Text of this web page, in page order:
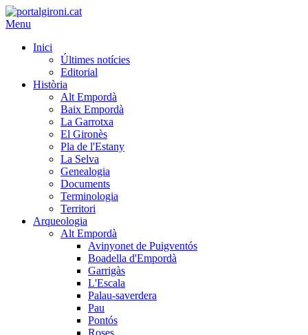
Menu
Inici
Últimes notícies
Editorial
Història
Alt Empordà
Baix Empordà
La Garrotxa
El Gironès
Pla de l'Estany
La Selva
Genealogia
Documents
Terminologia
Territori
Arqueologia
Alt Empordà
Avinyonet de Puigventós
Boadella d'Empordà
Garrigàs
L'Escala
Palau-saverdera
Pau
Pontós
Roses